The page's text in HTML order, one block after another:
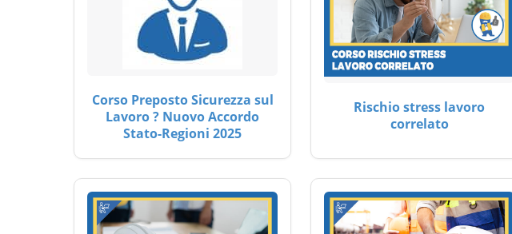
Corso Preposto Sicurezza sul
Lavoro ? Nuovo Accordo
Stato-Regioni 2025
Rischio stress lavoro
correlato